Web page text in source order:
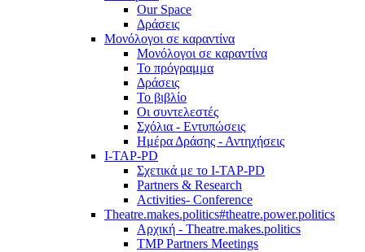
Our Space
Δράσεις
Μονόλογοι σε καραντίνα
Μονόλογοι σε καραντίνα
Το πρόγραμμα
Δράσεις
Το βιβλίο
Οι συντελεστές
Σχόλια - Εντυπώσεις
Ημέρα Δράσης - Αντηχήσεις
I-TAP-PD
Σχετικά με το I-TAP-PD
Partners & Research
Activities- Conference
Theatre.makes.politics#theatre.power.politics
Αρχική - Theatre.makes.politics
TMP Partners Meetings